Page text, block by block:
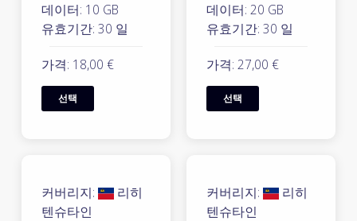
데이터: 10 GB
유효기간: 30 일
가격: 18,00 €
선택
데이터: 20 GB
유효기간: 30 일
가격: 27,00 €
선택
커버리지:
리히
텐슈타인
커버리지:
리히
텐슈타인